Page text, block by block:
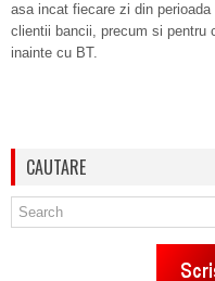
asa incat fiecare zi din
clientii bancii, precum si pentru
inainte cu BT.
CAUTARE